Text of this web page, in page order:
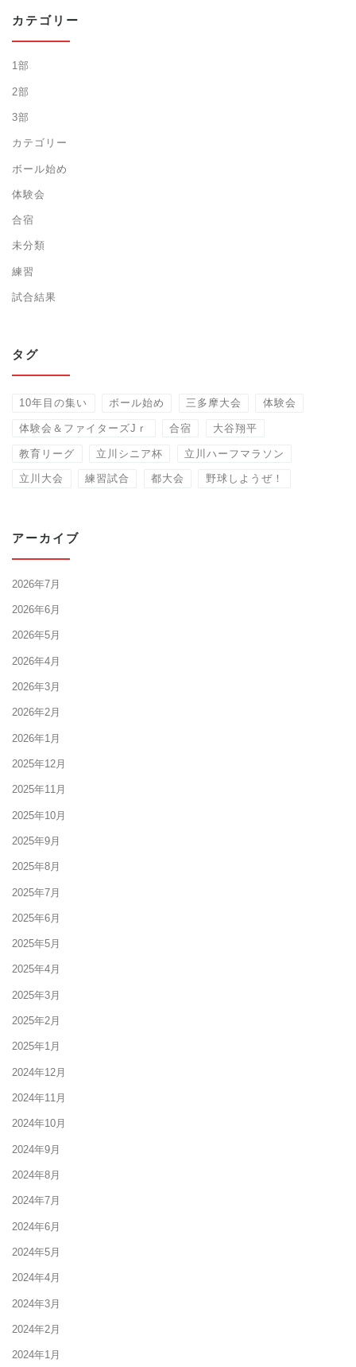
カテゴリー
1部
2部
3部
カテゴリー
ボール始め
体験会
合宿
未分類
練習
試合結果
タグ
10年目の集い ボール始め 三多摩大会 体験会
体験会＆ファイターズJｒ 合宿 大谷翔平
教育リーグ 立川シニア杯 立川ハーフマラソン
立川大会 練習試合 都大会 野球しようぜ！
アーカイブ
2026年7月
2026年6月
2026年5月
2026年4月
2026年3月
2026年2月
2026年1月
2025年12月
2025年11月
2025年10月
2025年9月
2025年8月
2025年7月
2025年6月
2025年5月
2025年4月
2025年3月
2025年2月
2025年1月
2024年12月
2024年11月
2024年10月
2024年9月
2024年8月
2024年7月
2024年6月
2024年5月
2024年4月
2024年3月
2024年2月
2024年1月